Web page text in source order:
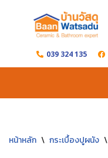
content 039 324 135
หน้าหลัก \ กระเบื้องปูผนัง \